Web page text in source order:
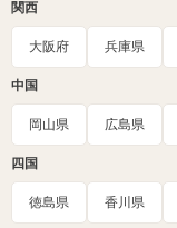
関西
大阪府 兵庫県
中国
岡山県 広島県
四国
徳島県 香川県